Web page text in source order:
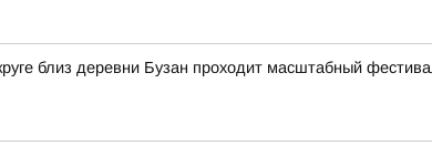
близ деревни Бузан проходит масштабный